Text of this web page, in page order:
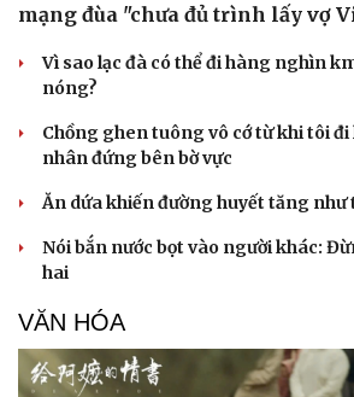
mạng đùa "chưa đủ trình lấy vợ
Vì sao lạc đà có thể đi hàng nghìn
nóng?
Chồng ghen tuông vô cớ từ khi tôi
nhân đứng bên bờ vực
Ăn dứa khiến đường huyết tăng như
Nói bắn nước bọt vào người khác:
hai
VĂN HÓA